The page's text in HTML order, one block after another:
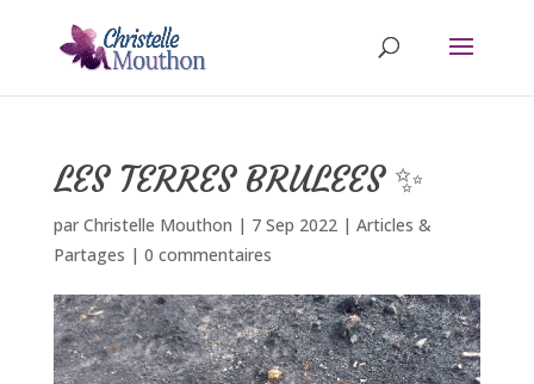
LES TERRES BRULEES ✨
par Christelle Mouthon | 7 Sep 2022| Articles &
Partages | 0 commentaires